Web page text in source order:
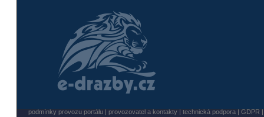
podmínky provozu portálu | provozovatel a kontakty | technická podpora | GDPR